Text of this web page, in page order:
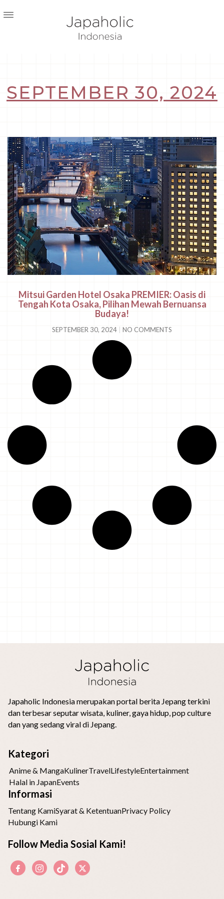
SEPTEMBER 30, 2024
Mitsui Garden Hotel Osaka PREMIER: Oasis di
Tengah Kota Osaka, Pilihan Mewah Bernuansa
Budaya!
SEPTEMBER 30, 2024 NO COMMENTS
Japaholic Indonesia merupakan portal berita Jepang terkini
dan terbesar seputar wisata, kuliner, gaya hidup, pop culture
dan yang sedang viral di Jepang.
Kategori
Anime & MangaKulinerTravelLifestyleEntertainment
Halal in JapanEvents
Informasi
Tentang KamiSyarat & KetentuanPrivacy Policy
Hubungi Kami
Follow Media Sosial Kami!